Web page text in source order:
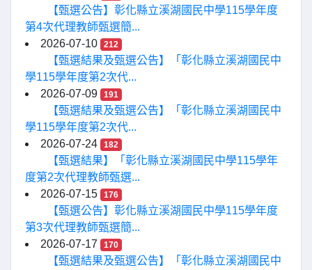
【甄選公告】彰化縣立溪湖國民中學115學年度
第4次代理教師甄選簡...
2026-07-10
212
【甄選結果及甄選公告】「彰化縣立溪湖國民中
學115學年度第2次代...
2026-07-09
191
【甄選結果及甄選公告】「彰化縣立溪湖國民中
學115學年度第2次代...
2026-07-24
182
【甄選結果】「彰化縣立溪湖國民中學115學年
度第2次代理教師甄選...
2026-07-15
176
【甄選公告】彰化縣立溪湖國民中學115學年度
第3次代理教師甄選簡...
2026-07-17
170
【甄選結果及甄選公告】「彰化縣立溪湖國民中